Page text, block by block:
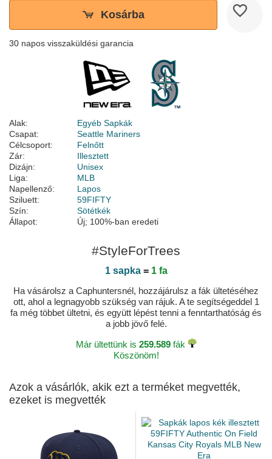
Kosárba
30 napos visszaküldési garancia
Alak:
Egyéb Sapkák
Csapat:
Seattle Mariners
Célcsoport:
Felnőtt
Zár:
Illesztett
Dizájn:
Unisex
Liga:
MLB
Napellenző:
Lapos
Sziluett:
59FIFTY
Szín:
Sötétkék
Állapot:
Új; 100%-ban eredeti
#StyleForTrees
1 sapka= 1 fa
Ha vásárolsz a Caphuntersnél, hozzájárulsz a fák ültetéséhez
ott, ahol a legnagyobb szükség van rájuk. A te segítségeddel 1
fa még többet ültetni, és együtt lépést tenni a fenntarthatóság és
a jobb jövő felé.
Már ültettünk is 259.589fák
Köszönöm!
Azok a vásárlók, akik ezt a terméket megvették,
ezeket is megvették